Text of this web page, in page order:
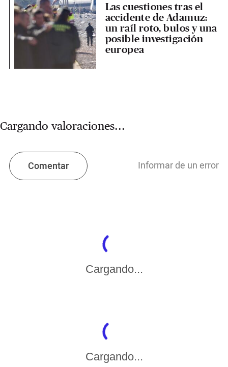
Las cuestiones tras el
accidente de Adamuz:
un raíl roto, bulos y una
posible investigación
europea
Cargando valoraciones...
Comentar Informar de un error
Cargando...
Cargando...